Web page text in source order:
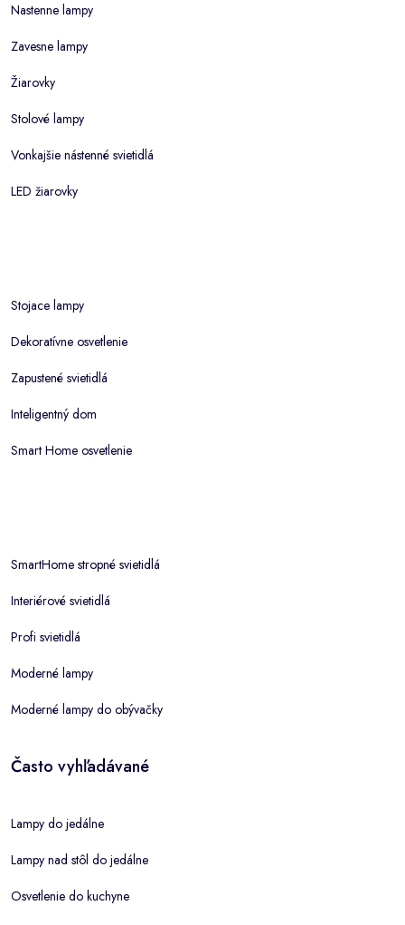
Nastenne lampy
Zavesne lampy
Žiarovky
Stolové lampy
Vonkajšie nástenné svietidlá
LED žiarovky
Stojace lampy
Dekoratívne osvetlenie
Zapustené svietidlá
Inteligentný dom
Smart Home osvetlenie
SmartHome stropné svietidlá
Interiérové svietidlá
Profi svietidlá
Moderné lampy
Moderné lampy do obývačky
Často vyhľadávané
Lampy do jedálne
Lampy nad stôl do jedálne
Osvetlenie do kuchyne